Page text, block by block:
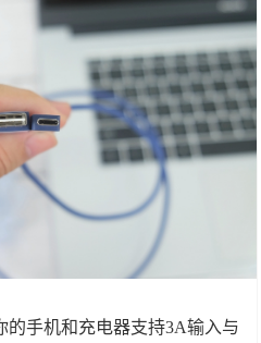
的手机和充电器支持3A输入与